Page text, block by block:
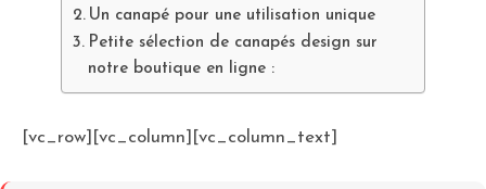
Un canapé pour une utilisation unique
Petite sélection de canapés design sur
notre boutique en ligne :
[vc_row][vc_column][vc_column_text]